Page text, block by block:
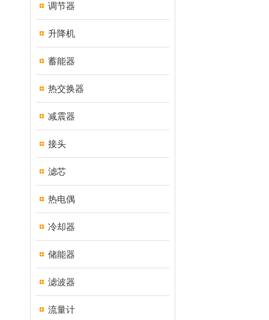
调节器
升降机
蓄能器
热交换器
减震器
接头
滤芯
热电偶
冷却器
储能器
滤波器
流量计